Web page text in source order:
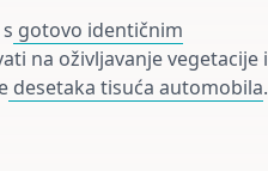
gotovo identičnim
na oživljavanje vegetacije i
desetaka tisuća automobila.